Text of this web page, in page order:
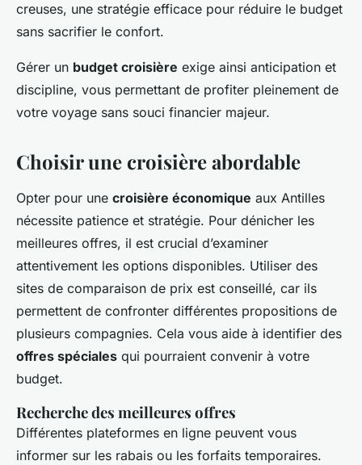
creuses, une stratégie efficace pour réduire le budget
sans sacrifier le confort.
Gérer un budget croisière exige ainsi anticipation et
discipline, vous permettant de profiter pleinement de
votre voyage sans souci financier majeur.
Choisir une croisière abordable
Opter pour une croisière économique aux Antilles
nécessite patience et stratégie. Pour dénicher les
meilleures offres, il est crucial d’examiner
attentivement les options disponibles. Utiliser des
sites de comparaison de prix est conseillé, car ils
permettent de confronter différentes propositions de
plusieurs compagnies. Cela vous aide à identifier des
offres spéciales qui pourraient convenir à votre
budget.
Recherche des meilleures offres
Différentes plateformes en ligne peuvent vous
informer sur les rabais ou les forfaits temporaires.